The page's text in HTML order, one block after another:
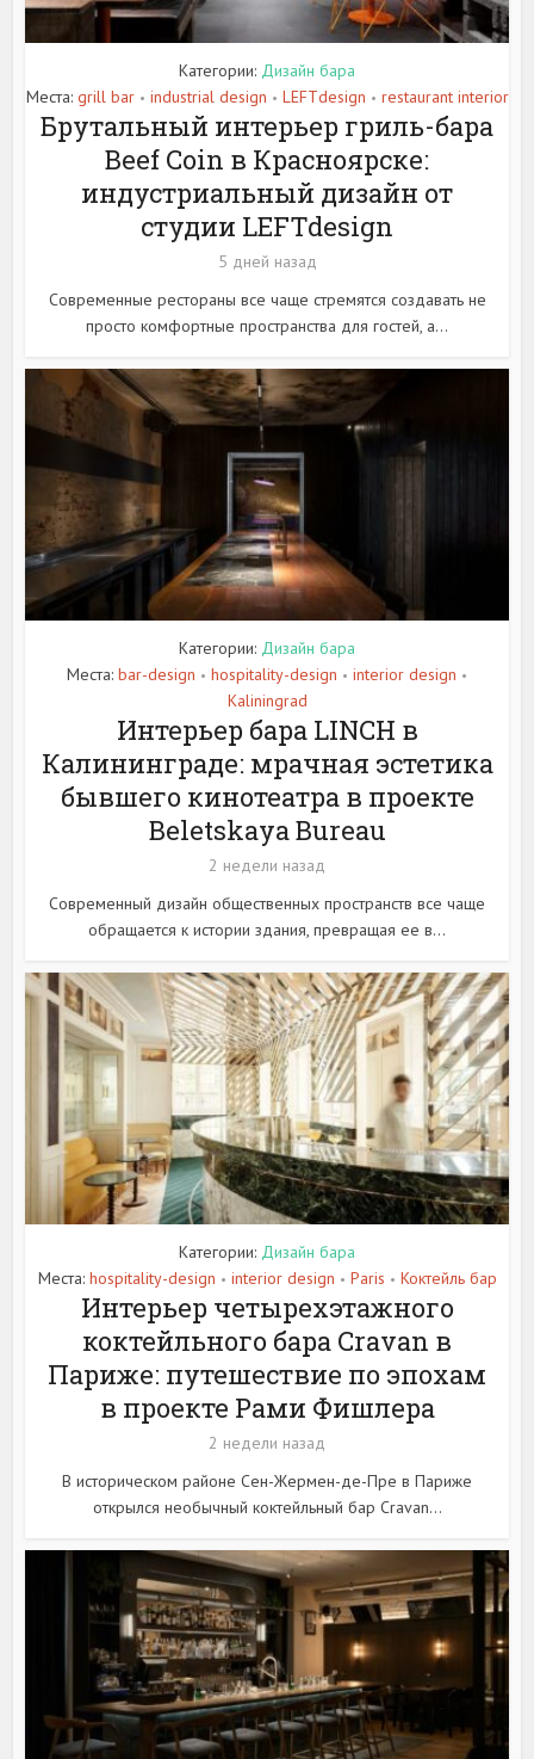
Категории: Дизайн бара
Места: grill bar • industrial design • LEFTdesign • restaurant interior
Брутальный интерьер гриль-бара
Beef Coin в Красноярске:
индустриальный дизайн от
студии LEFTdesign
5 дней назад
Современные рестораны все чаще стремятся создавать не
просто комфортные пространства для гостей, а...
Категории: Дизайн бара
Места: bar-design • hospitality-design • interior design •
Kaliningrad
Интерьер бара LINCH в
Калининграде: мрачная эстетика
бывшего кинотеатра в проекте
Beletskaya Bureau
2 недели назад
Современный дизайн общественных пространств все чаще
обращается к истории здания, превращая ее в...
Категории: Дизайн бара
Места: hospitality-design • interior design • Paris • Коктейль бар
Интерьер четырехэтажного
коктейльного бара Cravan в
Париже: путешествие по эпохам
в проекте Рами Фишлера
2 недели назад
В историческом районе Сен-Жермен-де-Пре в Париже
открылся необычный коктейльный бар Cravan...